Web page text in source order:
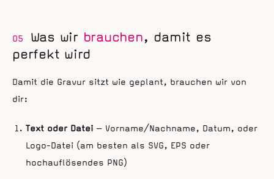
05 Was wir brauchen, damit es
perfekt wird
Damit die Gravur sitzt wie geplant, brauchen wir von
dir:
Text oder Datei — Vorname/Nachname, Datum, oder
Logo-Datei (am besten als SVG, EPS oder
hochauflösendes PNG)